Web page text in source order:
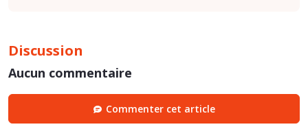
Discussion
Aucun commentaire
Commenter cet article